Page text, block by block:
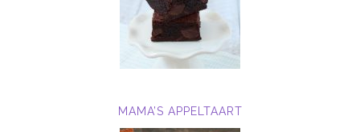
MAMA’S APPELTAART